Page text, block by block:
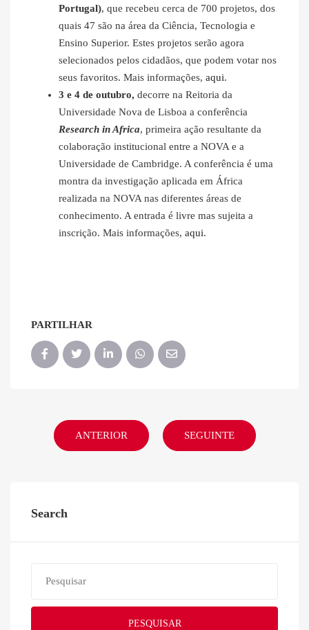
Portugal), que recebeu cerca de 700 projetos, dos
quais 47 são na área da Ciência, Tecnologia e
Ensino Superior. Estes projetos serão agora
selecionados pelos cidadãos, que podem votar nos
seus favoritos. Mais informações, aqui.
3 e 4 de outubro, decorre na Reitoria da
Universidade Nova de Lisboa a conferência
Research in Africa, primeira ação resultante da
colaboração institucional entre a NOVA e a
Universidade de Cambridge. A conferência é uma
montra da investigação aplicada em África
realizada na NOVA nas diferentes áreas de
conhecimento. A entrada é livre mas sujeita a
inscrição. Mais informações, aqui.
PARTILHAR
ANTERIOR SEGUINTE
Search
PESQUISAR